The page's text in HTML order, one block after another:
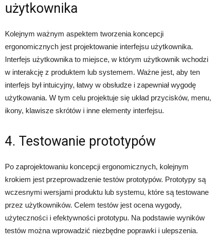
użytkownika
Kolejnym ważnym aspektem tworzenia koncepcji
ergonomicznych jest projektowanie interfejsu użytkownika.
Interfejs użytkownika to miejsce, w którym użytkownik wchodzi
w interakcję z produktem lub systemem. Ważne jest, aby ten
interfejs był intuicyjny, łatwy w obsłudze i zapewniał wygodę
użytkowania. W tym celu projektuje się układ przycisków, menu,
ikony, klawisze skrótów i inne elementy interfejsu.
4. Testowanie prototypów
Po zaprojektowaniu koncepcji ergonomicznych, kolejnym
krokiem jest przeprowadzenie testów prototypów. Prototypy są
wczesnymi wersjami produktu lub systemu, które są testowane
przez użytkowników. Celem testów jest ocena wygody,
użyteczności i efektywności prototypu. Na podstawie wyników
testów można wprowadzić niezbędne poprawki i ulepszenia.